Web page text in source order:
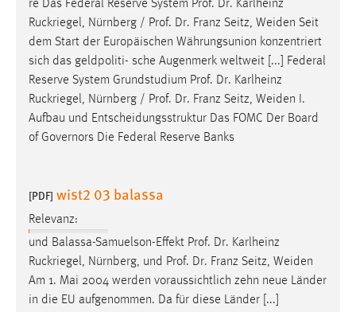
re Das Federal Reserve System Prof. Dr. Karlheinz
Ruckriegel, Nürnberg / Prof. Dr. Franz Seitz, Weiden Seit
dem Start der Europäischen Währungsunion konzentriert
sich das geldpoliti- sche Augenmerk weltweit [...] Federal
Reserve System Grundstudium Prof. Dr. Karlheinz
Ruckriegel, Nürnberg / Prof. Dr. Franz Seitz, Weiden I.
Aufbau und Entscheidungsstruktur Das FOMC Der Board
of Governors Die Federal Reserve Banks
[PDF] wist2 03 balassa
Relevanz:
und Balassa-Samuelson-Effekt Prof. Dr. Karlheinz
Ruckriegel, Nürnberg, und Prof. Dr. Franz Seitz, Weiden
Am 1. Mai 2004 werden voraussichtlich zehn neue Länder
in die EU aufgenommen. Da für diese Länder [...]